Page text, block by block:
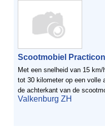
Scootmobiel
Met een snelheid van 15
tot 30 kilometer op een volle
de achterkant van de
aanwezig om eventueel
Valkenburg ZH